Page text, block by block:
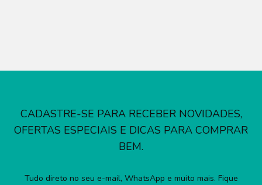
CADASTRE-SE PARA RECEBER NOVIDADES,
OFERTAS ESPECIAIS E DICAS PARA COMPRAR
BEM.
Tudo direto no seu e-mail, WhatsApp e muito mais. Fique